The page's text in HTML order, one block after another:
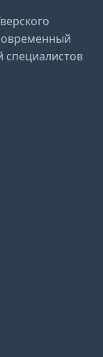
специалистов